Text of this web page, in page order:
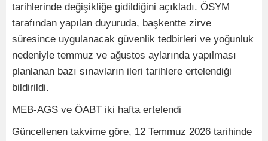
tarihlerinde değişikliğe gidildiğini açıkladı. ÖSYM
tarafından yapılan duyuruda, başkentte zirve
süresince uygulanacak güvenlik tedbirleri ve yoğunluk
nedeniyle temmuz ve ağustos aylarında yapılması
planlanan bazı sınavların ileri tarihlere ertelendiği
bildirildi.
MEB-AGS ve ÖABT iki hafta ertelendi
Güncellenen takvime göre, 12 Temmuz 2026 tarihinde